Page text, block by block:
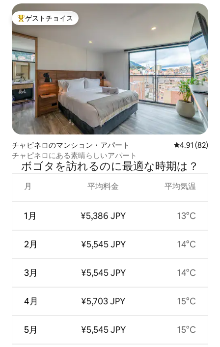
大好評のゲストチョイスです。
ゲストチョイス
チャピネロのマンション・アパート レビュー82
4.91 (82)
チャピネロにある素晴らしいアパート
ボゴタを訪⁠れ⁠るの⁠に最⁠適⁠な時⁠期⁠は⁠？
月
1月
2月
3月
4月
5月
平均料金
¥5,386 JPY
¥5,545 JPY
¥5,545 JPY
¥5,703 JPY
¥5,545 JPY
平均気温
13°C
14°C
14°C
15°C
15°C